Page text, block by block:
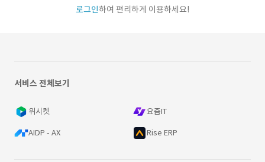
로그인하여 편리하게 이용하세요!
서비스 전체보기
위시켓 요즘IT
AIDP - AX Rise ERP